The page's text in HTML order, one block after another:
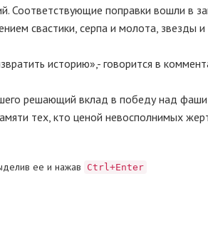
Соответствующие поправки вошли в
свастики, серпа и молота, звезды
историю»,- говорится в
решающий вклад в победу над
тех, кто ценой невосполнимых
ее и нажав Ctrl+Enter